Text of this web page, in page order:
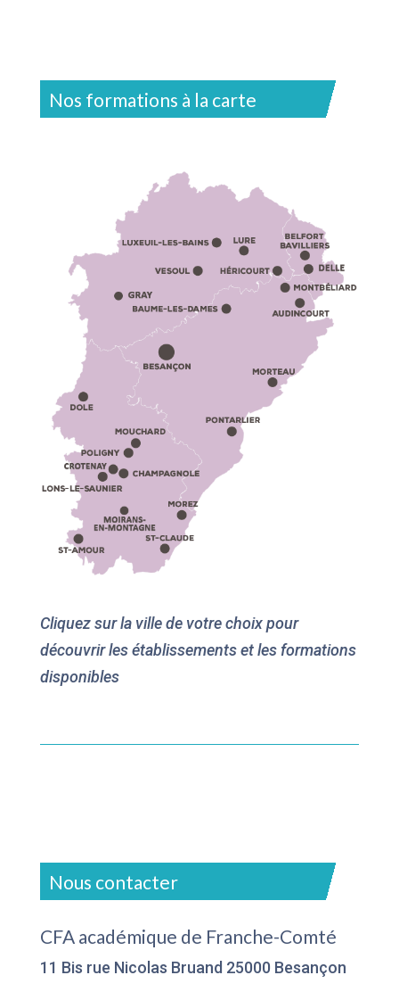
Nos formations à la carte
Cliquez sur la ville de votre choix pour
découvrir les établissements et les formations
disponibles
Nous contacter
CFA académique de Franche-Comté
11 Bis rue Nicolas Bruand 25000 Besançon